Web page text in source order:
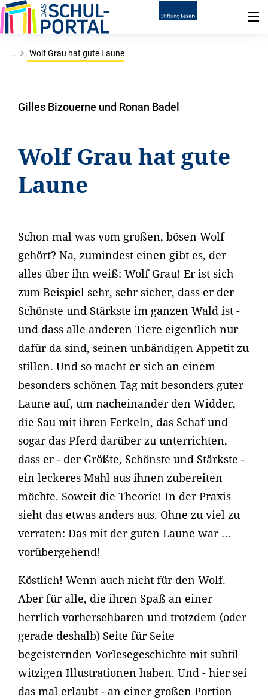
... Wolf Grau hat gute Laune
Gilles Bizouerne und Ronan Badel
Wolf Grau hat gute
Laune
Schon mal was vom großen, bösen Wolf
gehört? Na, zumindest einen gibt es, der
alles über ihn weiß: Wolf Grau! Er ist sich
zum Beispiel sehr, sehr sicher, dass er der
Schönste und Stärkste im ganzen Wald ist -
und dass alle anderen Tiere eigentlich nur
dafür da sind, seinen unbändigen Appetit zu
stillen. Und so macht er sich an einem
besonders schönen Tag mit besonders guter
Laune auf, um nacheinander den Widder,
die Sau mit ihren Ferkeln, das Schaf und
sogar das Pferd darüber zu unterrichten,
dass er - der Größte, Schönste und Stärkste -
ein leckeres Mahl aus ihnen zubereiten
möchte. Soweit die Theorie! In der Praxis
sieht das etwas anders aus. Ohne zu viel zu
verraten: Das mit der guten Laune war …
vorübergehend!
Köstlich! Wenn auch nicht für den Wolf.
Aber für alle, die ihren Spaß an einer
herrlich vorhersehbaren und trotzdem (oder
gerade deshalb) Seite für Seite
begeisternden Vorlesegeschichte mit subtil
witzigen Illustrationen haben. Und - hier sei
das mal erlaubt - an einer großen Portion